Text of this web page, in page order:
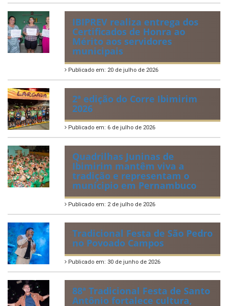
IBIPREV realiza entrega dos
Certificados de Honra ao
Mérito aos servidores
municipais
Publicado em: 20 de julho de 2026
2ª edição do Corre Ibimirim
2026
Publicado em: 6 de julho de 2026
Quadrilhas Juninas de
Ibimirim mantêm viva a
tradição e representam o
munícipio em Pernambuco
Publicado em: 2 de julho de 2026
Tradicional Festa de São Pedro
no Povoado Campos
Publicado em: 30 de junho de 2026
88ª Tradicional Festa de Santo
Antônio fortalece cultura,